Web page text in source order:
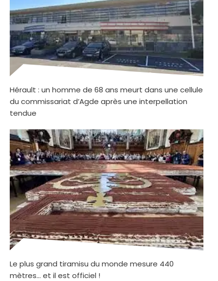
Hérault : un homme de 68 ans meurt dans une cellule
du commissariat d’Agde après une interpellation
tendue
Le plus grand tiramisu du monde mesure 440
mètres… et il est officiel !